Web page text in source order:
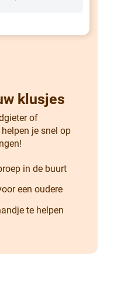
klusjes
of
je snel op
in de buurt
een oudere
te helpen